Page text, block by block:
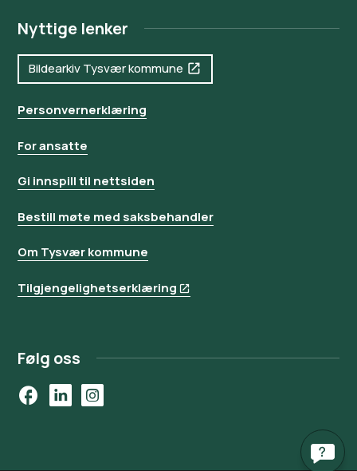
Nyttige lenker
Bildearkiv Tysvær kommune
Personvernerklæring
For ansatte
Gi innspill til nettsiden
Bestill møte med saksbehandler
Om Tysvær kommune
Tilgjengelighetserklæring
Følg oss
FacebookLinkedInInstagram